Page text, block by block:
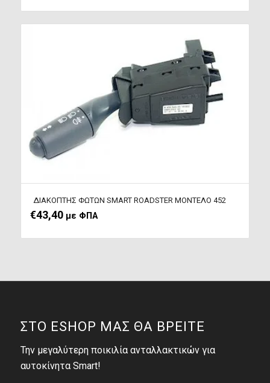
ΔΙΑΚΟΠΤΗΣ ΦΩΤΩΝ SMART ROADSTER ΜΟΝΤΕΛΟ 452
€43,40 με ΦΠΑ
ΣΤΟ ESHOP ΜΑΣ ΘΑ ΒΡΕΙΤΕ
Την μεγαλύτερη ποικιλία ανταλλακτικών για
αυτοκίνητα Smart!